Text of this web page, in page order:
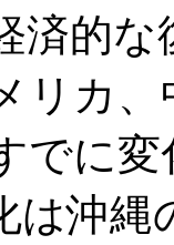
済的
リカ
でに
は沖